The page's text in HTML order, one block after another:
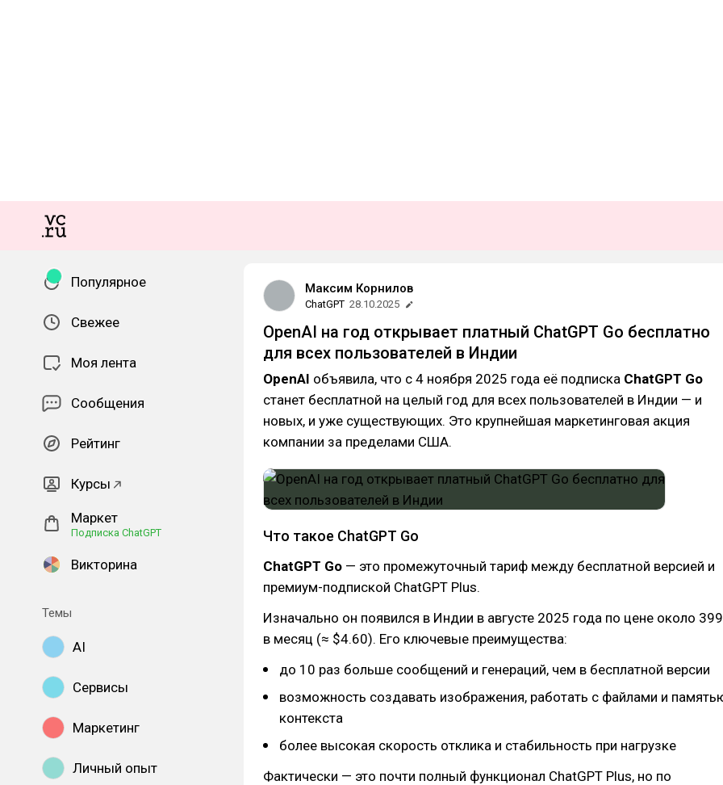
Популярное
Свежее
Моя лента
Сообщения
Рейтинг
Курсы
Маркет
Подписка ChatGPT
Викторина
Темы
AI
Сервисы
Маркетинг
Личный опыт
Максим Корнилов
ChatGPT 28.10.2025
OpenAI на год открывает платный ChatGPT Go бесплатно
для всех пользователей в Индии
OpenAI объявила, что с 4 ноября 2025 года её подписка ChatGPT Go
станет бесплатной на целый год для всех пользователей в Индии — и
новых, и уже существующих. Это крупнейшая маркетинговая акция
компании за пределами США.
Что такое ChatGPT Go
ChatGPT Go — это промежуточный тариф между бесплатной версией и
премиум-подпиской ChatGPT Plus.
Изначально он появился в Индии в августе 2025 года по цене около ₹399
в месяц (≈ $4.60). Его ключевые преимущества:
до 10 раз больше сообщений и генераций, чем в бесплатной версии
возможность создавать изображения, работать с файлами и
контекста
более высокая скорость отклика и стабильность при нагрузке
Фактически — это почти полный функционал ChatGPT Plus, но по